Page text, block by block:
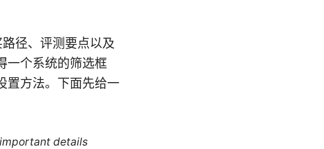
径、评测要点以及
一个系统的筛选框
置方法。下面先给一
details